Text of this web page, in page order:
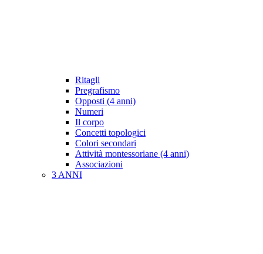
Ritagli
Pregrafismo
Opposti (4 anni)
Numeri
Il corpo
Concetti topologici
Colori secondari
Attività montessoriane (4 anni)
Associazioni
3 ANNI